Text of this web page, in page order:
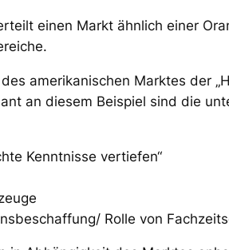
einen Markt ähnlich einer
amerikanischen Marktes der
an diesem Beispiel sind die
Kenntnisse vertiefen“
Rolle von